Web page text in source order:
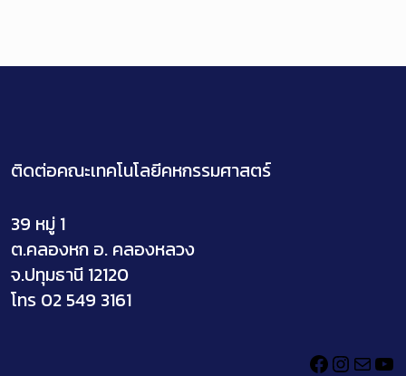
ติดต่อคณะเทคโนโลยีคหกรรมศาสตร์
39 หมู่ 1
ต.คลองหก อ. คลองหลวง
จ.ปทุมธานี 12120
โทร 02 549 3161